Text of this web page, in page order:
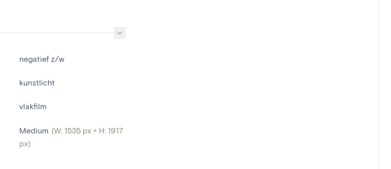
negatief z/w
kunstlicht
vlakfilm
Medium (W: 1535 px × H: 1917
px)